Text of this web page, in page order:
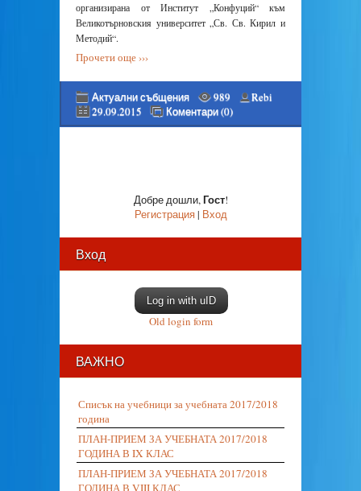
организирана от Институт „Конфуций“ към
Великотърновския университет „Св. Св. Кирил и
Методий“.
Прочети още ›››
Актуални събщения 989
Rebi
29.09.2015
Коментари (0)
Добре дошли,Гост!
Регистрация| Вход
Вход
Log in with uID
Old login form
ВАЖНО
Списък на учебници за учебната 2017/2018
година
ПЛАН-ПРИЕМ ЗА УЧЕБНАТА 2017/2018
ГОДИНА В IX КЛАС
ПЛАН-ПРИЕМ ЗА УЧЕБНАТА 2017/2018
ГОДИНА В VIII КЛАС